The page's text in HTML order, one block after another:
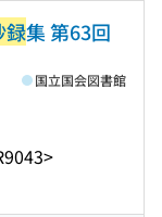
録集 第63回
国立国会図書館